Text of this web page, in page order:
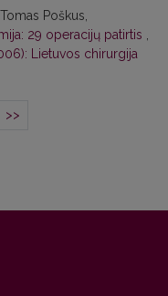
Poškus,
29 operacijų patirtis
Lietuvos chirurgija
>>